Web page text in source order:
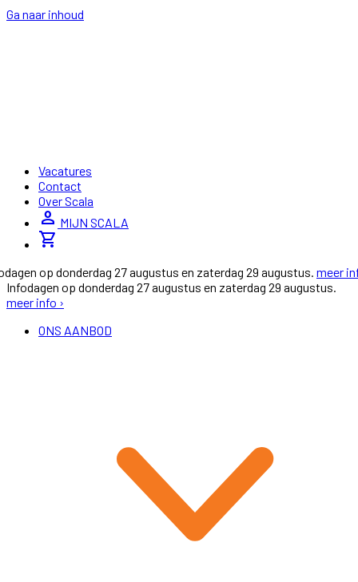
Ga naar inhoud
Vacatures
Contact
Over Scala
person MIJN SCALA
shopping_cart
op donderdag 27 augustus en zaterdag 29 augustus. meer
Infodagen op donderdag 27 augustus en zaterdag 29 augustus.
meer info ›
ONS AANBOD